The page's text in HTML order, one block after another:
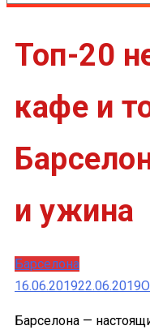
Топ-20
кафе и
и ужина
Барселона
16.06.201922.06.2019
Барселона —